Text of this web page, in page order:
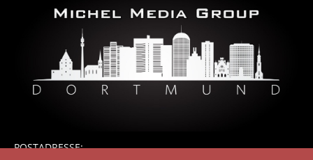
POSTADRESSE: